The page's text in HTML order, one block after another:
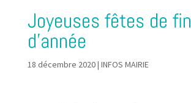
Joyeuses fêtes de fin
d’année
18 décembre 2020| INFOS MAIRIE